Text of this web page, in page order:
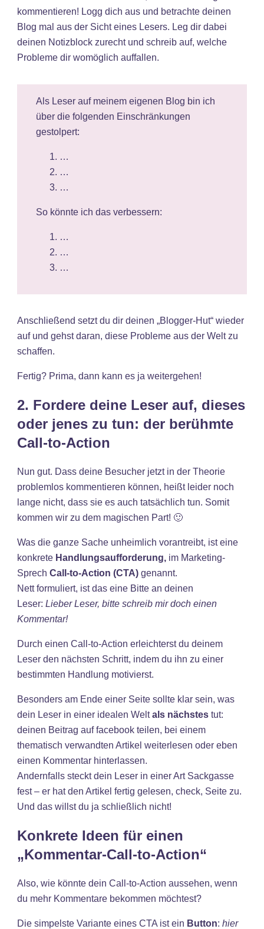
kommentieren! Logg dich aus und betrachte deinen
Blog mal aus der Sicht eines Lesers. Leg dir dabei
deinen Notizblock zurecht und schreib auf, welche
Probleme dir womöglich auffallen.
Als Leser auf meinem eigenen Blog bin ich
über die folgenden Einschränkungen
gestolpert:
…
…
…
So könnte ich das verbessern:
…
…
…
Anschließend setzt du dir deinen „Blogger-Hut“ wieder
auf und gehst daran, diese Probleme aus der Welt zu
schaffen.
Fertig? Prima, dann kann es ja weitergehen!
2. Fordere deine Leser auf, dieses
oder jenes zu tun: der berühmte
Call-to-Action
Nun gut. Dass deine Besucher jetzt in der Theorie
problemlos kommentieren können, heißt leider noch
lange nicht, dass sie es auch tatsächlich tun. Somit
kommen wir zu dem magischen Part! 🙂
Was die ganze Sache unheimlich vorantreibt, ist eine
konkrete Handlungsaufforderung, im Marketing-
Sprech Call-to-Action (CTA) genannt.
Nett formuliert, ist das eine Bitte an deinen
Leser: Lieber Leser, bitte schreib mir doch einen
Kommentar!
Durch einen Call-to-Action erleichterst du deinem
Leser den nächsten Schritt, indem du ihn zu einer
bestimmten Handlung motivierst.
Besonders am Ende einer Seite sollte klar sein, was
dein Leser in einer idealen Weltals nächstes tut:
deinen Beitrag auf facebook teilen, bei einem
thematisch verwandten Artikel weiterlesen oder eben
einen Kommentar hinterlassen.
Andernfalls steckt dein Leser in einer Art Sackgasse
fest – er hat den Artikel fertig gelesen, check, Seite zu.
Und das willst du ja schließlich nicht!
Konkrete Ideen für einen
„Kommentar-Call-to-Action“
Also, wie könnte dein Call-to-Action aussehen, wenn
du mehr Kommentare bekommen möchtest?
Die simpelste Variante eines CTA ist ein Button: hier